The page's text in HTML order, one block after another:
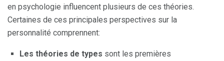
en psychologie influencent plusieurs de ces théories.
Certaines de ces principales perspectives sur la
personnalité comprennent:
Les théories de types sont les premières